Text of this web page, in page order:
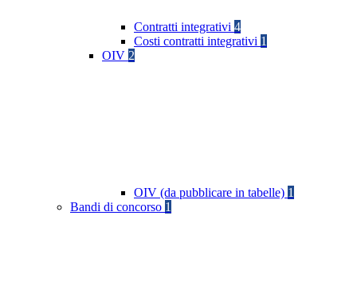
Contratti integrativi 4
Costi contratti integrativi 1
OIV 2
OIV (da pubblicare in tabelle) 1
Bandi di concorso 1